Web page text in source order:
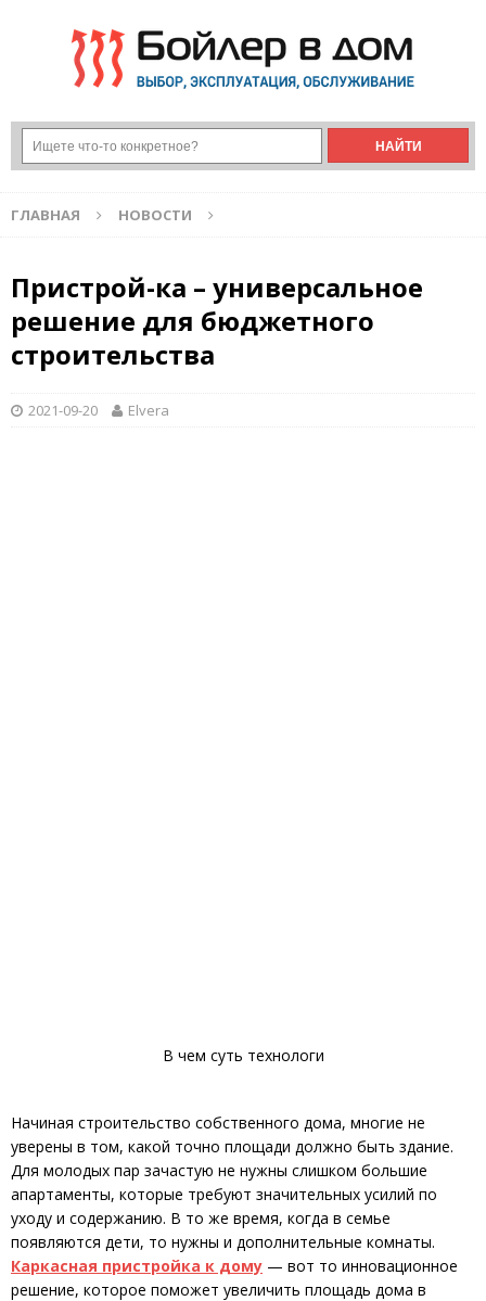
ГЛАВНАЯ НОВОСТИ
Пристрой-ка – универсальное
решение для бюджетного
строительства
2021-09-20 Elvera
В чем суть технологи
Начиная строительство собственного дома, многие не
уверены в том, какой точно площади должно быть здание.
Для молодых пар зачастую не нужны слишком большие
апартаменты, которые требуют значительных усилий по
уходу и содержанию. В то же время, когда в семье
появляются дети, то нужны и дополнительные комнаты.
Каркасная пристройка к дому — вот то инновационное
решение, которое поможет увеличить площадь дома в